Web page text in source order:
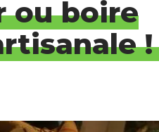
ou boire
!